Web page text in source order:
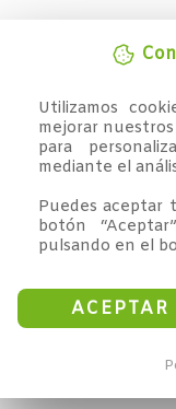
Utilizamos
mejorar
para
mediante el
Puedes aceptar
botón
pulsando en el
ACEPTAR